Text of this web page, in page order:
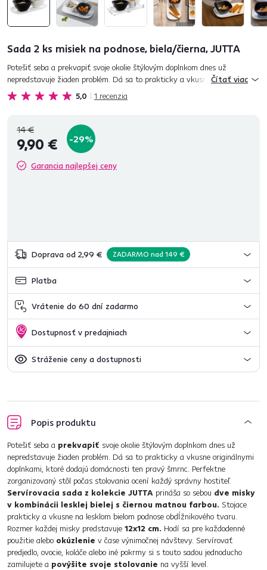
Sada 2 ks misiek na podnose, biela/čierna, JUTTA
5,0 1 recenzia
Potešiť seba a prekvapiť svoje okolie štýlovým doplnkom dnes už
nepredstavuje žiaden problém. Dá sa to prakticky a vkusne originálnymi
doplnkami, ktoré dodajú domácnosti ten pravý šmrnc. Perfektne...
Čítať viac
14 €
9,90 € -29%
Garancia najlepšej ceny
Doprava od 2,99 € ZADARMO nad 149 €
Platba
Vrátenie do 60 dní zadarmo
Dostupnosť v predajniach
Stráženie ceny a dostupnosti
Popis produktu
Potešiť seba a prekvapiť svoje okolie štýlovým doplnkom dnes už
nepredstavuje žiaden problém. Dá sa to prakticky a vkusne originálnymi
doplnkami, ktoré dodajú domácnosti ten pravý šmrnc. Perfektne
zorganizovaný stôl počas stolovania ocení každý správny hostiteľ.
Servírovacia sada z kolekcie JUTTA prináša so sebou dve misky
v kombinácii lesklej bielej s čiernou matnou farbou. Stojace
prakticky a vkusne na lesklom bielom podnose obdĺžnikového tvaru.
Rozmer každej misky predstavuje 12x12 cm. Hodí sa pre každodenné
použitie alebo okúzlenie v čase výnimočnej návštevy. Servírovať
predjedlo, ovocie, koláče alebo iné pokrmy si s touto sadou jednoducho
zamilujete a povýšite svoje stolovanie na vyšší level.